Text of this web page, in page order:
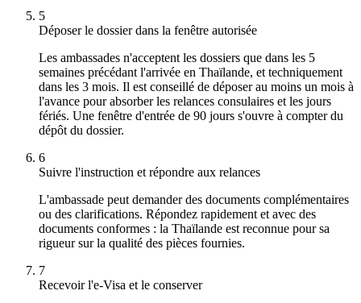
5
Déposer le dossier dans la fenêtre autorisée
Les ambassades n'acceptent les dossiers que dans les 5
semaines précédant l'arrivée en Thaïlande, et techniquement
dans les 3 mois. Il est conseillé de déposer au moins un mois à
l'avance pour absorber les relances consulaires et les jours
fériés. Une fenêtre d'entrée de 90 jours s'ouvre à compter du
dépôt du dossier.
6
Suivre l'instruction et répondre aux relances
L'ambassade peut demander des documents complémentaires
ou des clarifications. Répondez rapidement et avec des
documents conformes : la Thaïlande est reconnue pour sa
rigueur sur la qualité des pièces fournies.
7
Recevoir l'e-Visa et le conserver